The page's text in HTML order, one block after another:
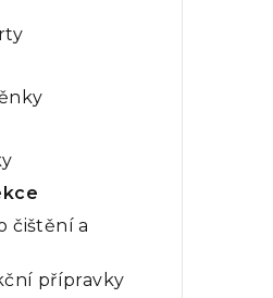
čištění a
přípravky